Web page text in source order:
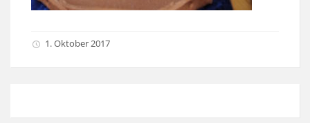
1. Oktober 2017